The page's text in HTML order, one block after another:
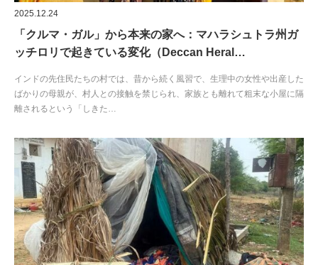
2025.12.24
「クルマ・ガル」から本来の家へ：マハラシュトラ州ガ
ッチロリで起きている変化（Deccan Heral…
インドの先住民たちの村では、昔から続く風習で、生理中の女性や出産した
ばかりの母親が、村人との接触を禁じられ、家族とも離れて粗末な小屋に隔
離されるという「しきた…